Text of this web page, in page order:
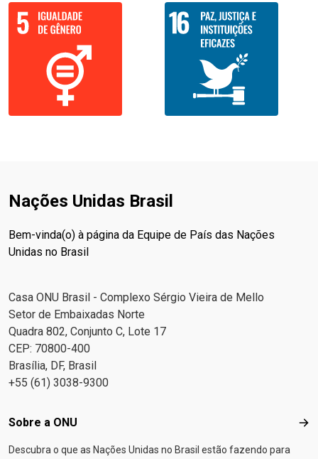
Nações Unidas Brasil
Bem-vinda(o) à página da Equipe de País das Nações
Unidas no Brasil
Casa ONU Brasil - Complexo Sérgio Vieira de Mello
Setor de Embaixadas Norte
Quadra 802, Conjunto C, Lote 17
CEP: 70800-400
Brasília, DF, Brasil
+55 (61) 3038-9300
Footer menu
Sobre a ONU
Descubra o que as Nações Unidas no Brasil estão fazendo para